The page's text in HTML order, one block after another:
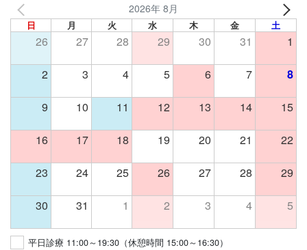
2026年 8月
日 月 火 水 木 金 土
26 27 28 29 30 31 1
2 3 4 5 6 7 8
9 10 11 12 13 14 15
16 17 18 19 20 21 22
23 24 25 26 27 28 29
30 31 1 2 3 4 5
平日診療 11:00～19:30（休憩時間 15:00～16:30）